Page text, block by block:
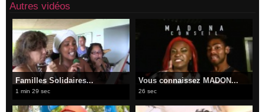
Autres vidéos
Familles Solidaires...
1 min 29 sec
Vous connaissez MADON...
26 sec